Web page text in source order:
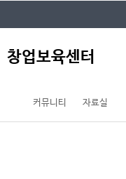
창업보육센터
커뮤니티 자료실